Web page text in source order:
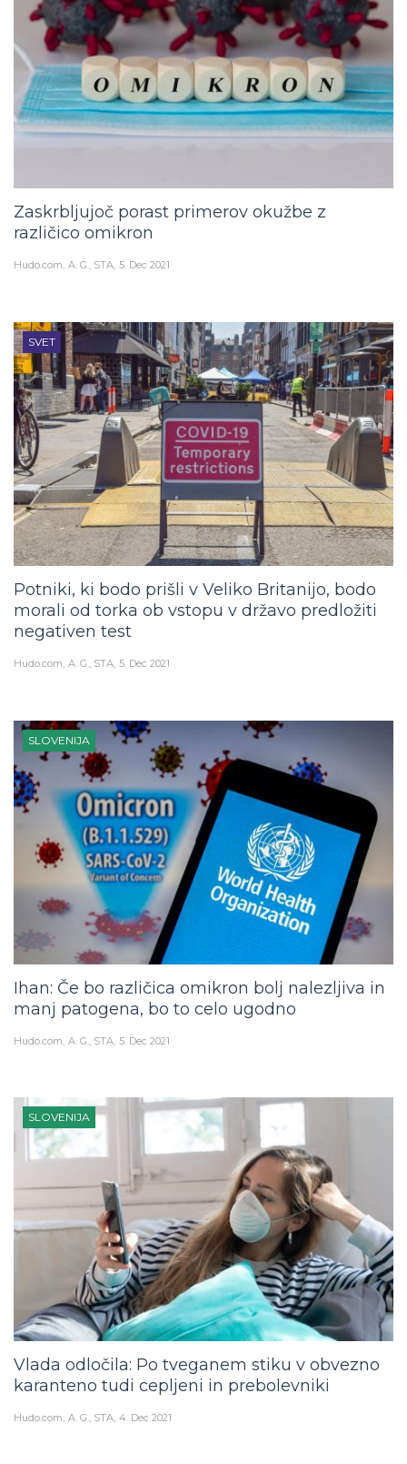
Zaskrbljujoč porast primerov okužbe z
različico omikron
Hudo.com A. G., STA 5. Dec 2021
SVET
Potniki, ki bodo prišli v Veliko Britanijo, bodo
morali od torka ob vstopu v državo predložiti
negativen test
Hudo.com A. G., STA 5. Dec 2021
SLOVENIJA
Ihan: Če bo različica omikron bolj nalezljiva in
manj patogena, bo to celo ugodno
Hudo.com A. G., STA 5. Dec 2021
SLOVENIJA
Vlada odločila: Po tveganem stiku v obvezno
karanteno tudi cepljeni in prebolevniki
Hudo.com A. G., STA 4. Dec 2021